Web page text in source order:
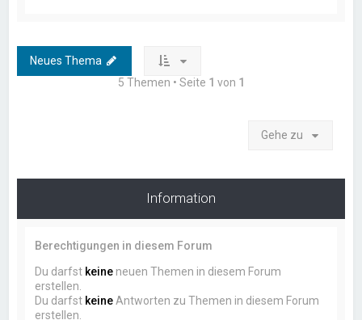
Neues Thema
5 Themen • Seite 1 von 1
Gehe zu
Information
Berechtigungen in diesem Forum
Du darfst keine neuen Themen in diesem Forum
erstellen.
Du darfst keine Antworten zu Themen in diesem Forum
erstellen.